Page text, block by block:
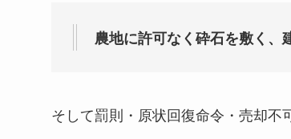
農地に許可なく砕石を敷く、
そして罰則・原状回復命令・売却不